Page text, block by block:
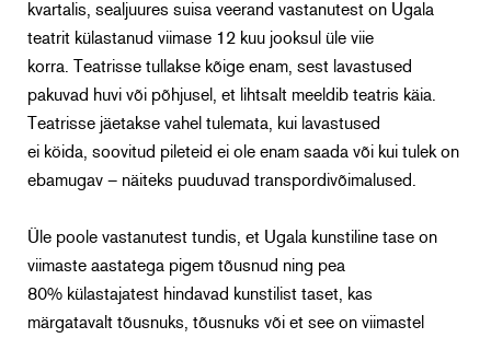
kvartalis, sealjuures suisa veerand vastanutest on Ugala
teatrit külastanud viimase 12 kuu jooksul üle viie
korra. Teatrisse tullakse kõige enam, sest lavastused
pakuvad huvi või põhjusel, et lihtsalt meeldib teatris käia.
Teatrisse jäetakse vahel tulemata, kui lavastused
ei köida, soovitud pileteid ei ole enam saada või kui tulek on
ebamugav – näiteks puuduvad transpordivõimalused.
Üle poole vastanutest tundis, et Ugala kunstiline tase on
viimaste aastatega pigem tõusnud ning pea
80% külastajatest hindavad kunstilist taset, kas
märgatavalt tõusnuks, tõusnuks või et see on viimastel